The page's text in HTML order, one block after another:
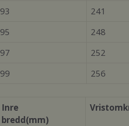
93
241
95
248
97
252
99 256
Inre
bredd(mm)